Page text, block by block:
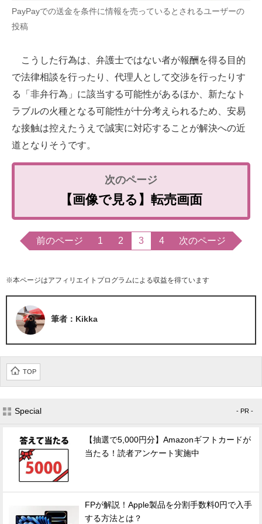
PayPayでの送金を条件に情報を売っているとされるユーザーの
投稿
こうした行為は、弁護士ではない者が報酬を得る目的
で法律相談を行ったり、代理人として交渉を行ったりす
る「非弁行為」に該当する可能性があるほか、新たなト
ラブルの火種となる可能性が十分考えられるため、安易
な接触は控えたうえで誠実に対応することが解決への近
道となりそうです。
【画像で見る】転売画面
前のページ 1 2 3 4 次のページ
※本ページはアフィリエイトプログラムによる収益を得ています
筆者：Kikka
TOP
Special - PR -
【抽選で5,000円分】Amazonギフトカードが
当たる！読者アンケート実施中
FPが解説！Apple製品を分割手数料0円で入手
する方法とは？